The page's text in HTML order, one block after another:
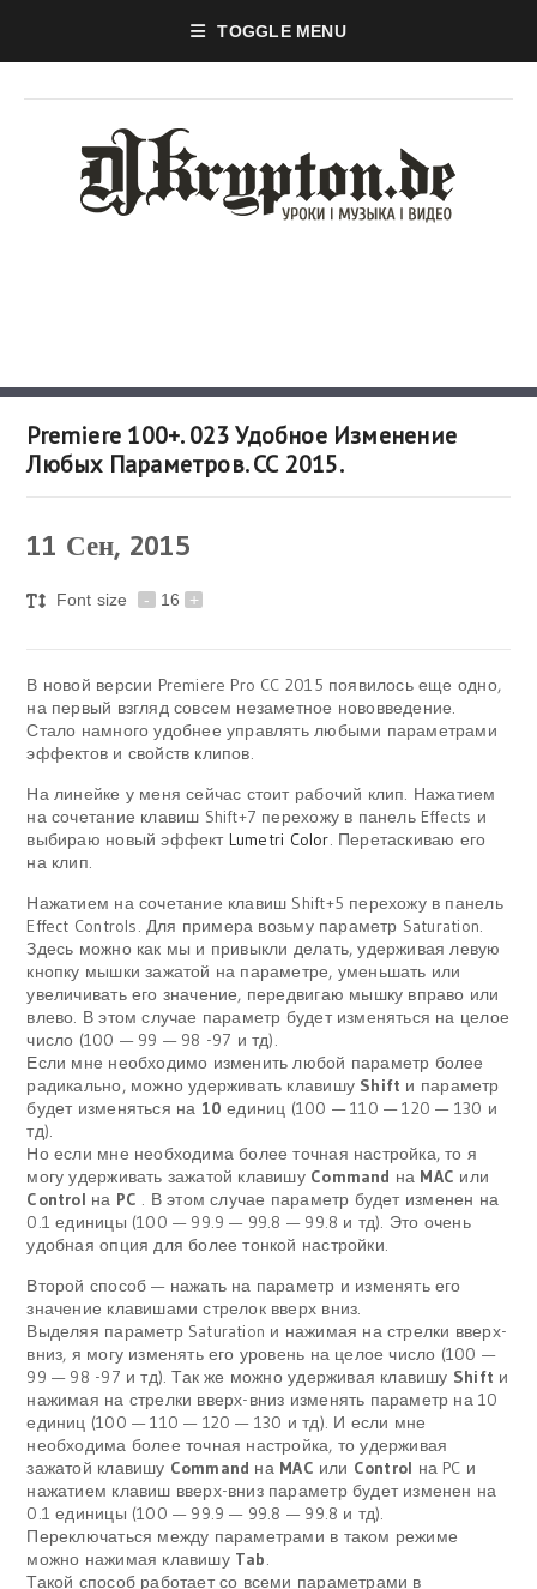
TOGGLE MENU
Premiere 100+. 023 Удобное Изменение
Любых Параметров. СС 2015.
11 Сен, 2015
Font size - 16 +
В новой версии Premiere Pro CC 2015 появилось еще одно,
на первый взгляд совсем незаметное нововведение.
Стало намного удобнее управлять любыми параметрами
эффектов и свойств клипов.
На линейке у меня сейчас стоит рабочий клип. Нажатием
на сочетание клавиш Shift+7 перехожу в панель Effects и
выбираю новый эффект Lumetri Color. Перетаскиваю его
на клип.
Нажатием на сочетание клавиш Shift+5 перехожу в панель
Effect Controls. Для примера возьму параметр Saturation.
Здесь можно как мы и привыкли делать, удерживая левую
кнопку мышки зажатой на параметре, уменьшать или
увеличивать его значение, передвигаю мышку вправо или
влево. В этом случае параметр будет изменяться на целое
число (100 — 99 — 98 -97 и тд).
Если мне необходимо изменить любой параметр более
радикально, можно удерживать клавишу Shift и параметр
будет изменяться на 10 единиц (100 — 110 — 120 — 130 и
тд).
Но если мне необходима более точная настройка, то я
могу удерживать зажатой клавишу Command на MAC или
Control на PC . В этом случае параметр будет изменен на
0.1 единицы (100 — 99.9 — 99.8 — 99.8 и тд). Это очень
удобная опция для более тонкой настройки.
Второй способ — нажать на параметр и изменять его
значение клавишами стрелок вверх вниз.
Выделяя параметр Saturation и нажимая на стрелки вверх-
вниз, я могу изменять его уровень на целое число (100 —
99 — 98 -97 и тд). Так же можно удерживая клавишу Shift и
нажимая на стрелки вверх-вниз изменять параметр на 10
единиц (100 — 110 — 120 — 130 и тд). И если мне
необходима более точная настройка, то удерживая
зажатой клавишу Command на MAC или Control на PC и
нажатием клавиш вверх-вниз параметр будет изменен на
0.1 единицы (100 — 99.9 — 99.8 — 99.8 и тд).
Переключаться между параметрами в таком режиме
можно нажимая клавишу Tab.
Такой способ работает со всеми параметрами в